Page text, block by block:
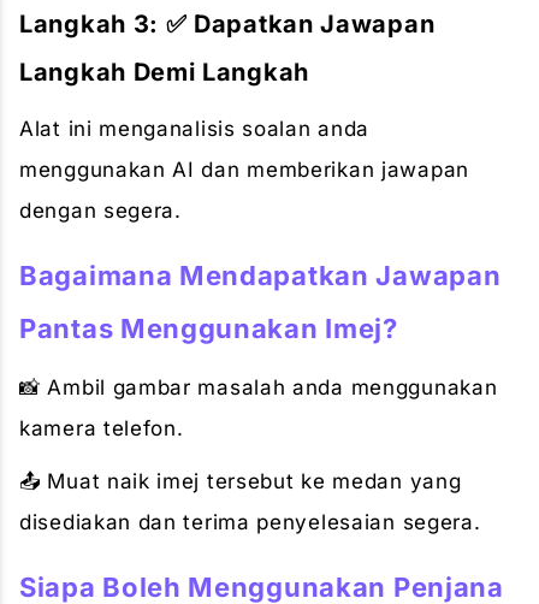
Langkah 3: ✅ Dapatkan Jawapan
Langkah Demi Langkah
Alat ini menganalisis soalan anda
menggunakan AI dan memberikan jawapan
dengan segera.
Bagaimana Mendapatkan Jawapan
Pantas Menggunakan Imej?
📸 Ambil gambar masalah anda menggunakan
kamera telefon.
📤 Muat naik imej tersebut ke medan yang
disediakan dan terima penyelesaian segera.
Siapa Boleh Menggunakan Penjana